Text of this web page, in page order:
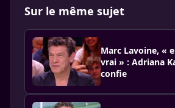
Sur le même sujet
Marc Lavoine, «
vrai » : Adriana
confie